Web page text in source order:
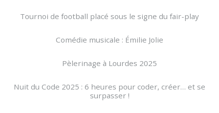
Tournoi de football placé sous le signe du fair-play
Comédie musicale : Émilie Jolie
Pèlerinage à Lourdes 2025
Nuit du Code 2025 : 6 heures pour coder, créer… et se
surpasser !